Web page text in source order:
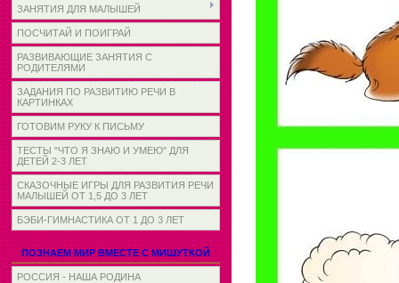
ЗАНЯТИЯ ДЛЯ МАЛЫШЕЙ
ПОСЧИТАЙ И ПОИГРАЙ
РАЗВИВАЮЩИЕ ЗАНЯТИЯ С
РОДИТЕЛЯМИ
ЗАДАНИЯ ПО РАЗВИТИЮ РЕЧИ В
КАРТИНКАХ
ГОТОВИМ РУКУ К ПИСЬМУ
ТЕСТЫ "ЧТО Я ЗНАЮ И УМЕЮ" ДЛЯ
ДЕТЕЙ 2-3 ЛЕТ
СКАЗОЧНЫЕ ИГРЫ ДЛЯ РАЗВИТИЯ РЕЧИ
МАЛЫШЕЙ ОТ 1,5 ДО 3 ЛЕТ
БЭБИ-ГИМНАСТИКА ОТ 1 ДО 3 ЛЕТ
ПОЗНАЕМ МИР ВМЕСТЕ С МИШУТКОЙ
РОССИЯ - НАША РОДИНА